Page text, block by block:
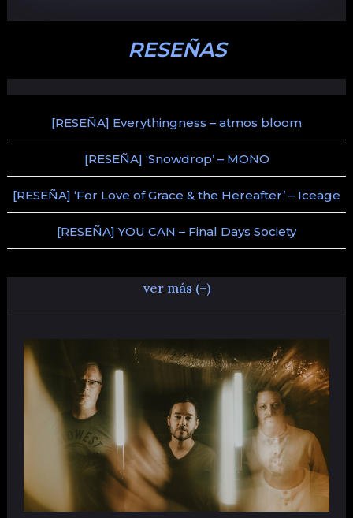
RESEÑAS
[RESEÑA] Everythingness – atmos bloom
[RESEÑA] ‘Snowdrop’ – MONO
[RESEÑA] ‘For Love of Grace & the Hereafter’ – Iceage
[RESEÑA] YOU CAN – Final Days Society
ver más (+)